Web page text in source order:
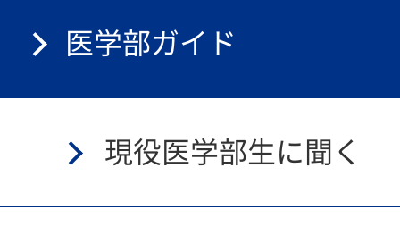
医学部ガイド
現役医学部生に聞く